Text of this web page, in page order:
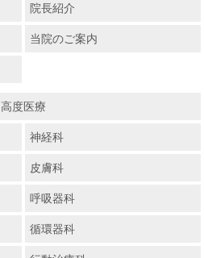
院長紹介
当院のご案内
高度医療
神経科
皮膚科
呼吸器科
循環器科